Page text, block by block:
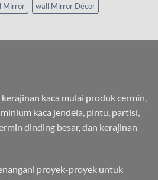
Mirror wall Mirror Décor
kaca mulai produk cermin,
kaca jendela, pintu, partisi,
dinding besar, dan kerajinan
proyek-proyek untuk